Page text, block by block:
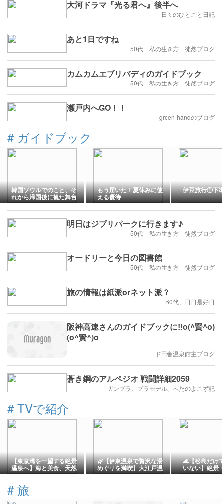
大河ドラマ『光る君へ』後半へ
日々のひとこと日記
あと1日ですね
50代 私の生き方 徒然ブログ
カムカムエブリバディのガイドブック
50代 私の生き方 徒然ブログ
瀬戸内へGO！！
green-handのブログ
# ガイドブック
韓国ソウルでのこと、そ
れから帰国後に観た舞台
のこと
もう届いた！夏休みに使
える優待
伊豆旅行①下
明日はジブリパークに行きます♪
50代 私の生き方 徒然ブログ
オードリーと今日の図書館
50代 私の生き方 徒然ブログ
旅の情報は紙派orネット派？
60代、日日是好日
阪神高速さんのガイドブックに‼️o(^賢^o)
(o^賢^)o
ド田舎温泉館主ブログ
蒼き鋼のアルペジオ 戦闘詳細2059
ガンプラ、プラモデル、へたのよこず記
# TVで紹介
【東京湾を一望する絶景
温泉へ】海と美食、天然
温泉に癒される「天然温
金谷温泉)で心ほどける休
日を♨️🐟
🌿【伊東温泉で贅沢な湯
めぐりを満喫】大江戸温
泉物語Premium 伊東ホテ
🌊【松島だけ
いない】絶景
族旅行を満喫
# 旅